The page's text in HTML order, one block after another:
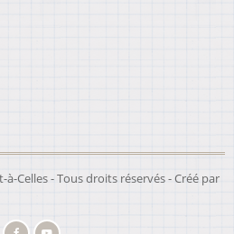
Celles - Tous droits réservés - Créé par